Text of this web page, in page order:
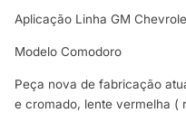
Aplicação Linha GM
Modelo Comodoro
Peça nova de fabricação
e cromado, lente vermelha (